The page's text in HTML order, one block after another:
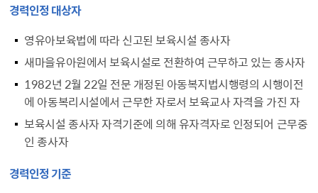
경력인정 대상자
영유아보육법에 따라 신고된 보육시설 종사자
새마을유아원에서 보육시설로 전환하여 근무하고 있는 종사자
1982년 2월 22일 전문 개정된 아동복지법시행령의 시행이전
에 아동복리시설에서 근무한 자로서 보육교사 자격을 가진 자
보육시설 종사자 자격기준에 의해 유자격자로 인정되어 근무중
인 종사자
경력인정 기준